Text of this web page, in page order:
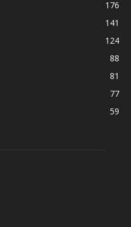
176
141
124
88
81
77
59